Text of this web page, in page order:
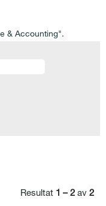
& Accounting".
Resultat 1 – 2 av 2